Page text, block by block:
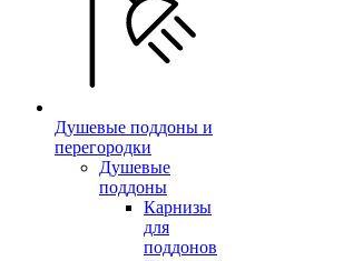
Душевые поддоны и
перегородки
Душевые
поддоны
Карнизы
для
поддонов